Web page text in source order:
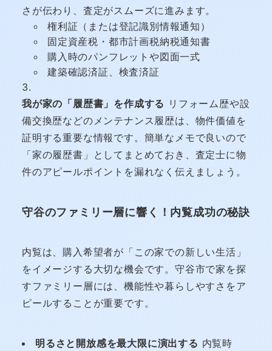
さが伝わり、査定がスムーズに進みます。
権利証（または登記識別情報通知）
固定資産税・都市計画税納税通知書
購入時のパンフレットや図面一式
建築確認済証、検査済証
我が家の「履歴書」を作成する リフォーム歴や設
備交換歴などのメンテナンス履歴は、物件価値を
証明する重要な情報です。簡単なメモで良いので
「家の履歴書」としてまとめておき、査定士に物
件のアピールポイントを漏れなく伝えましょう。
守谷のファミリー層に響く！内覧成功の秘訣
内覧は、購入希望者が「この家での新しい生活」
をイメージする大切な機会です。守谷市で家を探
すファミリー層には、機能性や暮らしやすさをア
ピールすることが重要です。
明るさと開放感を最大限に演出する 内覧時